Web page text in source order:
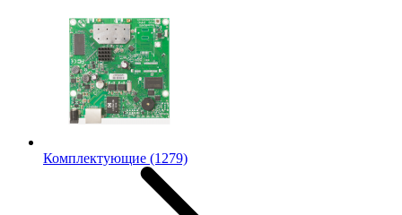
Комплектующие (1279)